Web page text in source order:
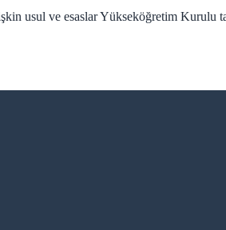
usul ve esaslar Yükseköğretim Kurulu